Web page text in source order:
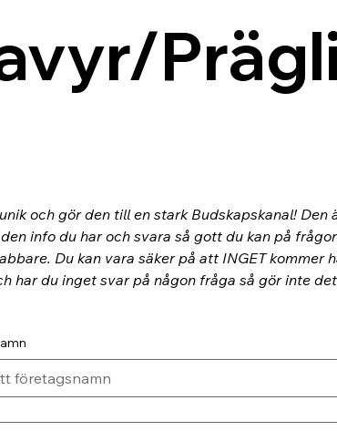
och gör den till en stark Budskapskanal! Den
info du har och svara så gott du kan på
Du kan vara säker på att INGET kommer
har du inget svar på någon fråga så gör inte